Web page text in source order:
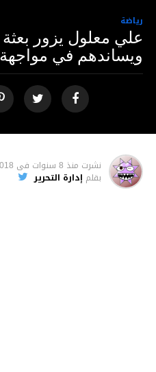
رياضة
علي معلول يزور
ويساندهم في
نشرت منذ 8 سنوات فى
بقلم إدارة التحرير